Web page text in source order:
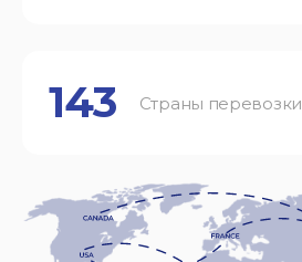
143 Страны перевозки